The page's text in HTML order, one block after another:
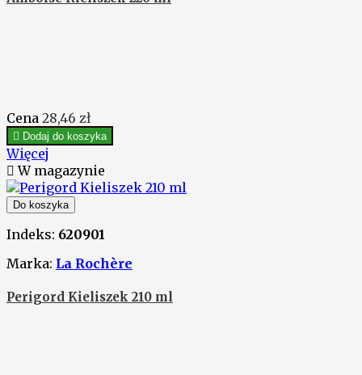
Cena 28,46 zł
 Dodaj do koszyka
Więcej
 W magazynie
Do koszyka
Indeks: 620901
Marka: La Rochère
Perigord Kieliszek 210 ml